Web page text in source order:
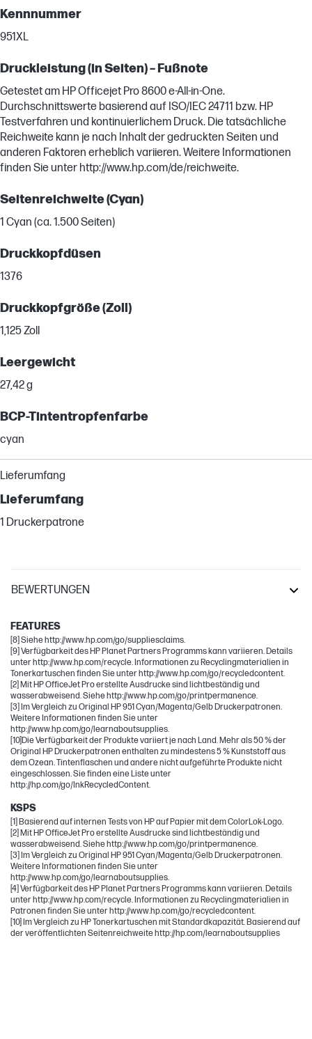
Kennnummer
951XL
Druckleistung (in Seiten) – Fußnote
Getestet am HP Officejet Pro 8600 e-All-in-One.
Durchschnittswerte basierend auf ISO/IEC 24711 bzw. HP
Testverfahren und kontinuierlichem Druck. Die tatsächliche
Reichweite kann je nach Inhalt der gedruckten Seiten und
anderen Faktoren erheblich variieren. Weitere Informationen
finden Sie unter http://www.hp.com/de/reichweite.
Seitenreichweite (Cyan)
1 Cyan (ca. 1.500 Seiten)
Druckkopfdüsen
1376
Druckkopfgröße (Zoll)
1,125 Zoll
Leergewicht
27,42 g
BCP-Tintentropfenfarbe
cyan
Lieferumfang
Lieferumfang
1 Druckerpatrone
BEWERTUNGEN
FEATURES
[8] Siehe http://www.hp.com/go/suppliesclaims.
[9] Verfügbarkeit des HP Planet Partners Programms kann variieren. Details
unter http://www.hp.com/recycle. Informationen zu Recyclingmaterialien in
Tonerkartuschen finden Sie unter http://www.hp.com/go/recycledcontent.
[2] Mit HP OfficeJet Pro erstellte Ausdrucke sind lichtbeständig und
wasserabweisend. Siehe http://www.hp.com/go/printpermanence.
[3] Im Vergleich zu Original HP 951 Cyan/Magenta/Gelb Druckerpatronen.
Weitere Informationen finden Sie unter
http://www.hp.com/go/learnaboutsupplies.
[10]Die Verfügbarkeit der Produkte variiert je nach Land. Mehr als 50 % der
Original HP Druckerpatronen enthalten zu mindestens 5 % Kunststoff aus
dem Ozean. Tintenflaschen und andere nicht aufgeführte Produkte nicht
eingeschlossen. Sie finden eine Liste unter
http://hp.com/go/InkRecycledContent.
KSPS
[1] Basierend auf internen Tests von HP auf Papier mit dem ColorLok-Logo.
[2] Mit HP OfficeJet Pro erstellte Ausdrucke sind lichtbeständig und
wasserabweisend. Siehe http://www.hp.com/go/printpermanence.
[3] Im Vergleich zu Original HP 951 Cyan/Magenta/Gelb Druckerpatronen.
Weitere Informationen finden Sie unter
http://www.hp.com/go/learnaboutsupplies.
[4] Verfügbarkeit des HP Planet Partners Programms kann variieren. Details
unter http://www.hp.com/recycle. Informationen zu Recyclingmaterialien in
Patronen finden Sie unter http://www.hp.com/go/recycledcontent.
[10] Im Vergleich zu HP Tonerkartuschen mit Standardkapazität. Basierend auf
der veröffentlichten Seitenreichweite http://hp.com/learnaboutsupplies